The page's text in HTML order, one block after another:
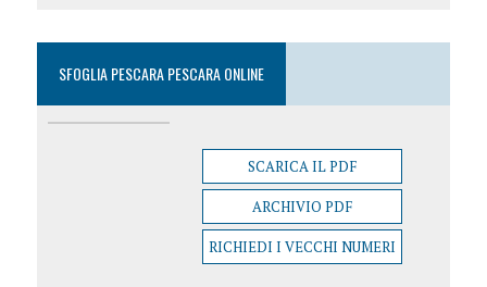
SFOGLIA PESCARA PESCARA ONLINE
SCARICA IL PDF
ARCHIVIO PDF
RICHIEDI I VECCHI NUMERI